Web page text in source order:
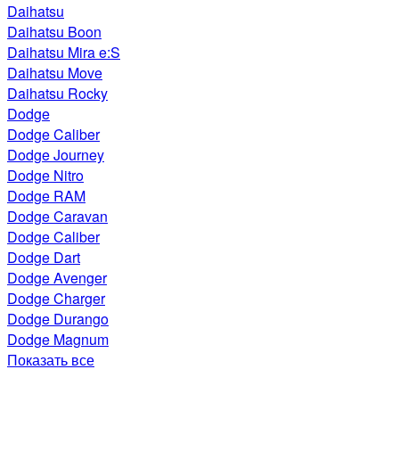
Daihatsu
Daihatsu Boon
Daihatsu Mira e:S
Daihatsu Move
Daihatsu Rocky
Dodge
Dodge Caliber
Dodge Journey
Dodge Nitro
Dodge RAM
Dodge Caravan
Dodge Caliber
Dodge Dart
Dodge Avenger
Dodge Charger
Dodge Durango
Dodge Magnum
Показать все